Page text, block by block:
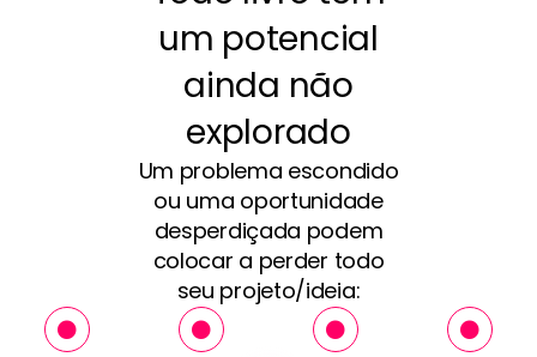
um potencial
ainda não
explorado
Um problema escondido
ou uma oportunidade
desperdiçada podem
colocar a perder todo
seu projeto/ideia: